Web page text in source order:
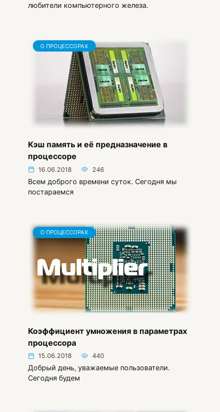
любители компьютерного железа.
О ПРОЦЕССОРАХ
Кэш память и её предназначение в
процессоре
16.06.2018 246
Всем доброго времени суток. Сегодня мы
постараемся
О ПРОЦЕССОРАХ
Коэффициент умножения в параметрах
процессора
15.06.2018 440
Добрый день, уважаемые пользователи.
Сегодня будем